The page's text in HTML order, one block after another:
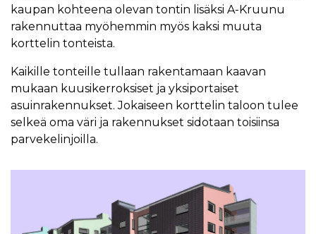
kaupan kohteena olevan tontin lisäksi A-Kruunu
rakennuttaa myöhemmin myös kaksi muuta
korttelin tonteista.
Kaikille tonteille tullaan rakentamaan kaavan
mukaan kuusikerroksiset ja yksiportaiset
asuinrakennukset. Jokaiseen korttelin taloon tulee
selkeä oma väri ja rakennukset sidotaan toisiinsa
parvekelinjoilla.